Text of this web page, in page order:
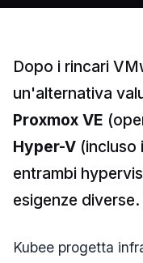
Dopo i rincari
un'alternativa
Proxmox VE
Hyper-V (incluso
entrambi
esigenze
Kubee progetta